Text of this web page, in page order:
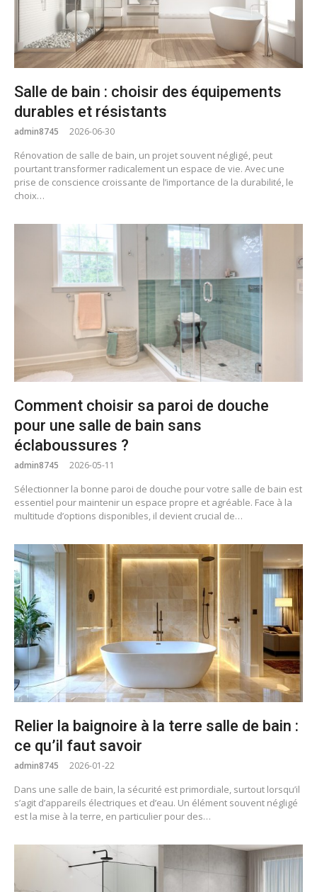
Salle de bain : choisir des équipements
durables et résistants
admin8745 2026-06-30
Rénovation de salle de bain, un projet souvent négligé, peut
pourtant transformer radicalement un espace de vie. Avec une
prise de conscience croissante de l’importance de la durabilité, le
choix…
Comment choisir sa paroi de douche
pour une salle de bain sans
éclaboussures ?
admin8745 2026-05-11
Sélectionner la bonne paroi de douche pour votre salle de bain est
essentiel pour maintenir un espace propre et agréable. Face à la
multitude d’options disponibles, il devient crucial de…
Relier la baignoire à la terre salle de bain :
ce qu’il faut savoir
admin8745 2026-01-22
Dans une salle de bain, la sécurité est primordiale, surtout lorsqu’il
s’agit d’appareils électriques et d’eau. Un élément souvent négligé
est la mise à la terre, en particulier pour des…